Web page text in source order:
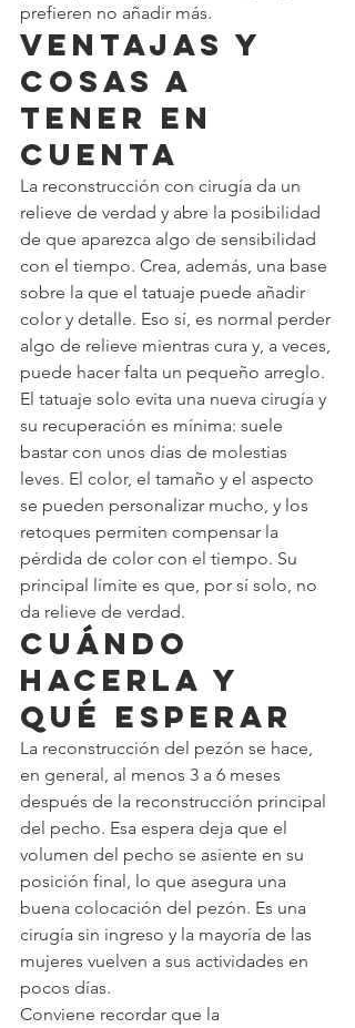
prefieren no añadir más.
Ventajas y
cosas a
tener en
cuenta
La reconstrucción con cirugía da un
relieve de verdad y abre la posibilidad
de que aparezca algo de sensibilidad
con el tiempo. Crea, además, una base
sobre la que el tatuaje puede añadir
color y detalle. Eso sí, es normal perder
algo de relieve mientras cura y, a veces,
puede hacer falta un pequeño arreglo.
El tatuaje solo evita una nueva cirugía y
su recuperación es mínima: suele
bastar con unos días de molestias
leves. El color, el tamaño y el aspecto
se pueden personalizar mucho, y los
retoques permiten compensar la
pérdida de color con el tiempo. Su
principal límite es que, por sí solo, no
da relieve de verdad.
Cuándo
hacerla y
qué esperar
La reconstrucción del pezón se hace,
en general, al menos 3 a 6 meses
después de la reconstrucción principal
del pecho. Esa espera deja que el
volumen del pecho se asiente en su
posición final, lo que asegura una
buena colocación del pezón. Es una
cirugía sin ingreso y la mayoría de las
mujeres vuelven a sus actividades en
pocos días.
Conviene recordar que la